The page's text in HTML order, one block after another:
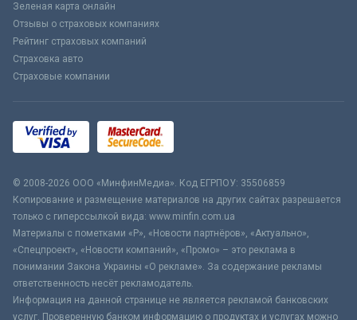
Зеленая карта онлайн
Отзывы о страховых компаниях
Рейтинг страховых компаний
Страховка авто
Страховые компании
© 2008-2026 ООО «МинфинМедиа». Код ЕГРПОУ: 35506859
Копирование и размещение материалов на других сайтах разрешается
только с гиперссылкой вида: www.minfin.com.ua
Материалы с пометками «Р», «Новости партнёров», «Актуально»,
«Спецпроект», «Новости компаний», «Промо» – это реклама в
понимании Закона Украины «О рекламе». За содержание рекламы
ответственность несёт рекламодатель.
Информация на данной странице не является рекламой банковских
услуг. Проверенную банком информацию о продуктах и услугах можно